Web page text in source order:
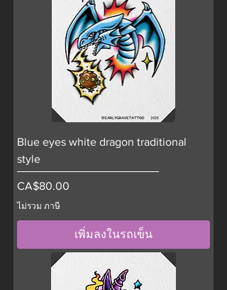
Blue eyes white dragon traditional
style
ราคา
CA$80.00
ไม่รวม ภาษี
เพิ่มลงในรถเข็น